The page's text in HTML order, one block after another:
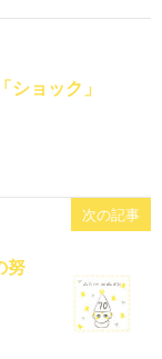
ショック」
次の記事
努